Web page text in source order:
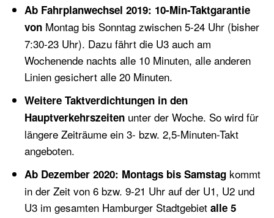
Ab Fahrplanwechsel 2019: 10-Min-Taktgarantie
von Montag bis Sonntagzwischen5-24 Uhr (bisher
7:30-23 Uhr). Dazu fährt die U3 aucham
Wochenende nachts alle 10 Minuten, alle anderen
Linien gesichert alle 20 Minuten.
Weitere Taktverdichtungen in den
Hauptverkehrszeiten unter der Woche. So wird für
längere Zeiträume ein 3- bzw. 2,5-Minuten-Takt
angeboten.
Ab Dezember2020: Montags bis Samstag kommt
in der Zeit von 6 bzw. 9-21 Uhr auf der U1, U2 und
U3 imgesamten Hamburger Stadtgebietalle 5